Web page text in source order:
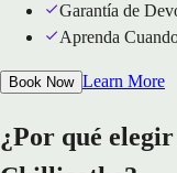
Garantía de
Aprenda
Book Now Learn More
¿Por qué